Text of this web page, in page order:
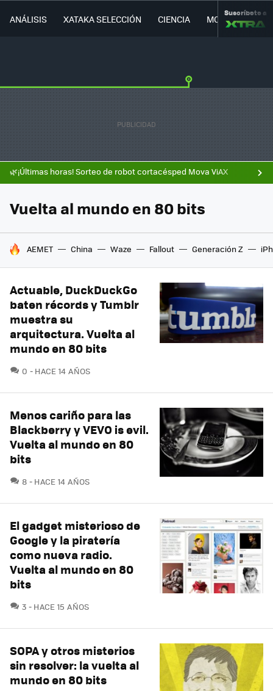
ANÁLISIS XATAKA SELECCIÓN CIENCIA MOVILIDAD
Suscríbete a
🌿¡Últimas horas! Sorteo de robot cortacésped Mova ViAX
Vuelta al mundo en 80 bits
HOY SE HABLA DE
AEMET China Waze Fallout Generación Z
Actuable, DuckDuckGo
baten récords y Tumblr
muestra su
arquitectura. Vuelta al
mundo en 80 bits
0 COMENTARIOS
HACE 14 AÑOS
Menos cariño para las
Blackberry y VEVO is evil.
Vuelta al mundo en 80
bits
8 COMENTARIOS
HACE 14 AÑOS
El gadget misterioso de
Google y la piratería
como nueva radio.
Vuelta al mundo en 80
bits
3 COMENTARIOS
HACE 15 AÑOS
SOPA y otros misterios
sin resolver: la vuelta al
mundo en 80 bits